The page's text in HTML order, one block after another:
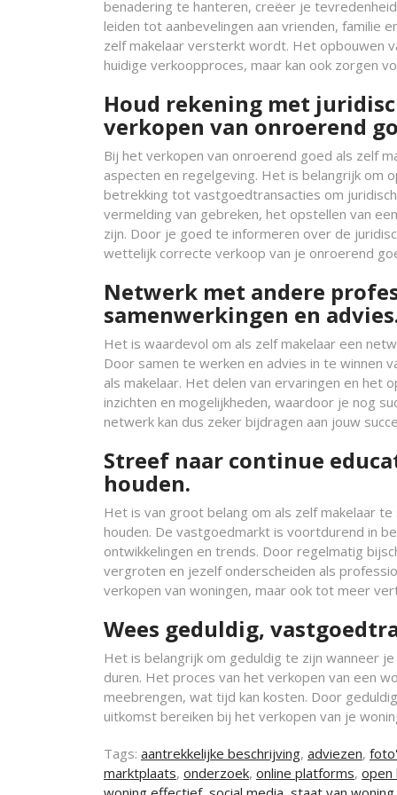
benadering te hanteren, creëer je
leiden tot aanbevelingen aan vrienden, familie
zelf makelaar versterkt wordt. Het opbouwen
huidige verkoopproces, maar kan ook zorgen
Houd rekening met
verkopen van onroerend
Bij het verkopen van onroerend goed als zelf
aspecten en regelgeving. Het is belangrijk
betrekking tot vastgoedtransacties om
vermelding van gebreken, het opstellen van
zijn. Door je goed te informeren over de
wettelijk correcte verkoop van je onroerend
Netwerk met andere
samenwerkingen en
Het is waardevol om als zelf makelaar een
Door samen te werken en advies in te winnen
als makelaar. Het delen van ervaringen en het
inzichten en mogelijkheden, waardoor je nog
netwerk kan dus zeker bijdragen aan jouw
Streef naar continue
houden.
Het is van groot belang om als zelf makelaar
houden. De vastgoedmarkt is voortdurend in
ontwikkelingen en trends. Door regelmatig
vergroten en jezelf onderscheiden als
verkopen van woningen, maar ook tot meer
Wees geduldig,
Het is belangrijk om geduldig te zijn wanneer
duren. Het proces van het verkopen van een
meebrengen, wat tijd kan kosten. Door
uitkomst bereiken bij het verkopen van je
Tags: aantrekkelijke beschrijving, adviezen,
marktplaats, onderzoek, online platforms, open